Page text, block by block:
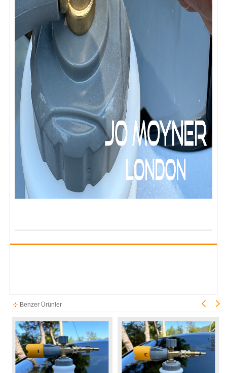
Benzer Ürünler